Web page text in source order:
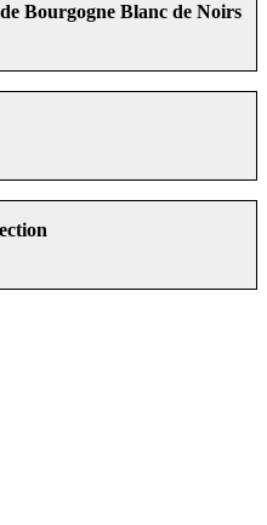
Bourgogne Blanc de Noirs